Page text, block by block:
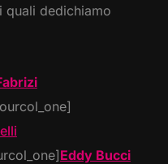
quali dedichiamo
Eddy Bucci